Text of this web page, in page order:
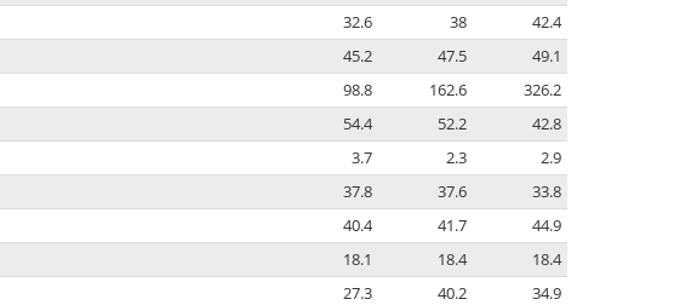
32.6 38
42.4
45.2 47.5
49.1
98.8 162.6
326.2
54.4 52.2
42.8
3.7 2.3
2.9
37.8 37.6
33.8
40.4 41.7
44.9
18.1 18.4
18.4
27.3 40.2
34.9